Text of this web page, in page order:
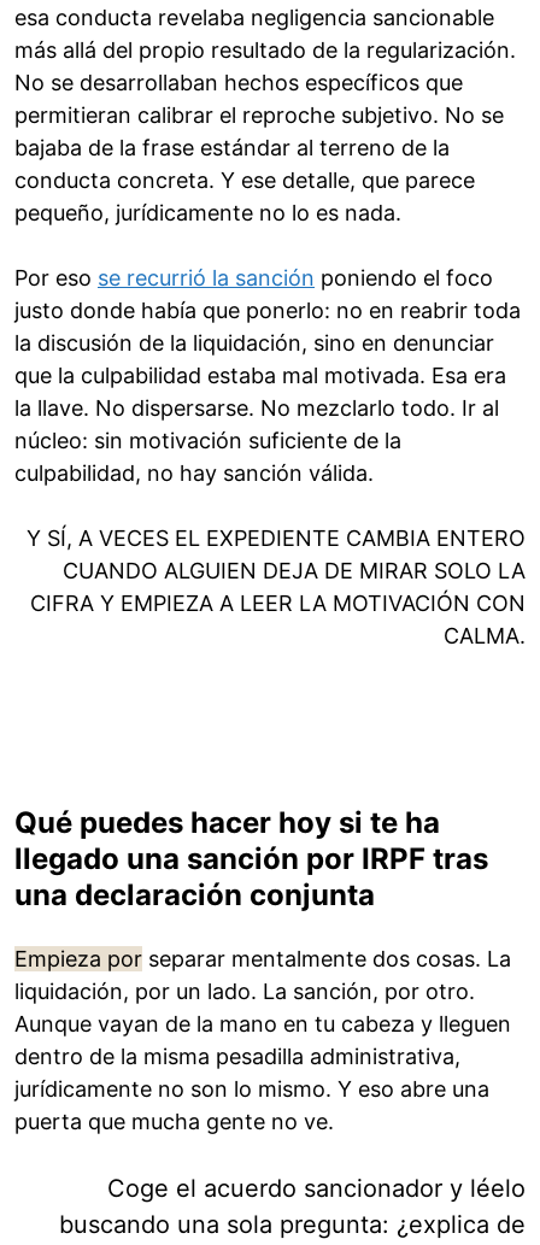
esa conducta revelaba negligencia sancionable
más allá del propio resultado de la regularización.
No se desarrollaban hechos específicos que
permitieran calibrar el reproche subjetivo. No se
bajaba de la frase estándar al terreno de la
conducta concreta. Y ese detalle, que parece
pequeño, jurídicamente no lo es nada.
Por eso se recurrió la sanción poniendo el foco
justo donde había que ponerlo: no en reabrir toda
la discusión de la liquidación, sino en denunciar
que la culpabilidad estaba mal motivada. Esa era
la llave. No dispersarse. No mezclarlo todo. Ir al
núcleo: sin motivación suficiente de la
culpabilidad, no hay sanción válida.
Y SÍ, A VECES EL EXPEDIENTE CAMBIA ENTERO
CUANDO ALGUIEN DEJA DE MIRAR SOLO LA
CIFRA Y EMPIEZA A LEER LA MOTIVACIÓN CON
CALMA.
Qué puedes hacer hoy si te ha
llegado una sanción por IRPF tras
una declaración conjunta
Empieza por separar mentalmente dos cosas. La
liquidación, por un lado. La sanción, por otro.
Aunque vayan de la mano en tu cabeza y lleguen
dentro de la misma pesadilla administrativa,
jurídicamente no son lo mismo. Y eso abre una
puerta que mucha gente no ve.
Coge el acuerdo sancionador y léelo
buscando una sola pregunta: ¿explica de